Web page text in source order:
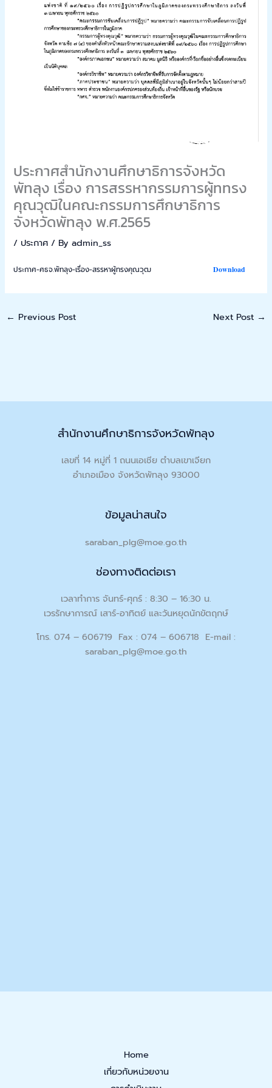
ประกาศสำนักงานศึกษาธิการจังหวัด
พัทลุง เรื่อง การสรรหากรรมการผู้ททรง
คุณวุฒิในคณะกรรมการศึกษาธิการ
จังหวัดพัทลุง พ.ศ.2565
/ ประกาศ / Byadmin_ss
ประกาศ-ศธจ.พัทลุง-เรื่อง-สรรหาผู้ทรงคุณวุฒ Download
← Previous Post Next Post →
สำนักงานศึกษาธิการจังหวัดพัทลุง
เลขที่ 14 หมู่ที่ 1 ถนนเอเชีย ตำบลเขาเจียก
อำเภอเมือง จังหวัดพัทลุง 93000
ข้อมูลน่าสนใจ
saraban_plg@moe.go.th
ช่องทางติดต่อเรา
เวลาทำการ จันทร์-ศุกร์ : 8:30 – 16:30 น.
เวรรักษาการณ์ เสาร์-อาทิตย์ และวันหยุดนักขัตฤกษ์
โทร. 074 – 606719 Fax : 074 – 606718 E-mail :
saraban_plg@moe.go.th
Home
เกี่ยวกับหน่วยงาน